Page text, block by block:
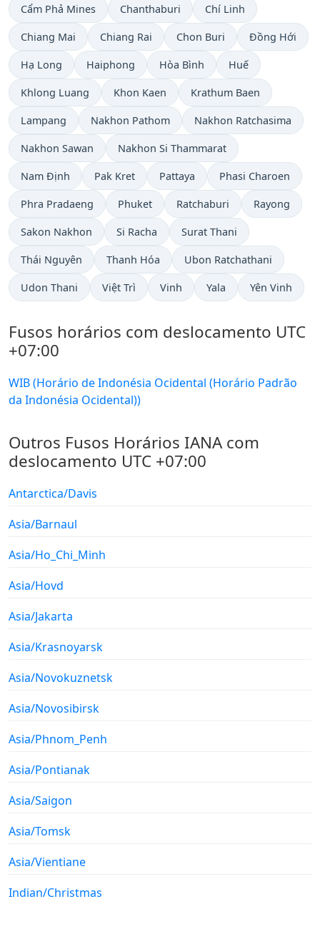
Cẩm Phả Mines Chanthaburi Chí Linh
Chiang Mai Chiang Rai Chon Buri Đồng Hới
Hạ Long Haiphong Hòa Bình Huế
Khlong Luang Khon Kaen Krathum Baen
Lampang Nakhon Pathom Nakhon Ratchasima
Nakhon Sawan Nakhon Si Thammarat
Nam Định Pak Kret Pattaya Phasi Charoen
Phra Pradaeng Phuket Ratchaburi Rayong
Sakon Nakhon Si Racha Surat Thani
Thái Nguyên Thanh Hóa Ubon Ratchathani
Udon Thani Việt Trì Vinh Yala Yên Vinh
Fusos horários com deslocamento UTC
+07:00
WIB (Horário de Indonésia Ocidental (Horário Padrão
da Indonésia Ocidental))
Outros Fusos Horários IANA com
deslocamento UTC +07:00
Antarctica/Davis
Asia/Barnaul
Asia/Ho_Chi_Minh
Asia/Hovd
Asia/Jakarta
Asia/Krasnoyarsk
Asia/Novokuznetsk
Asia/Novosibirsk
Asia/Phnom_Penh
Asia/Pontianak
Asia/Saigon
Asia/Tomsk
Asia/Vientiane
Indian/Christmas